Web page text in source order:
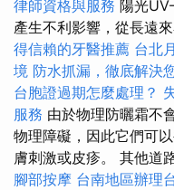
律師資格與服務 陽光
產生不利影響，從長遠
得信賴的牙醫推薦 台北
境 防水抓漏，徹底解決
台胞證過期怎麼處理？
服務 由於物理防曬霜不
物理障礙，因此它們可
膚刺激或皮疹。 其他道
腳部按摩 台南地區辦理